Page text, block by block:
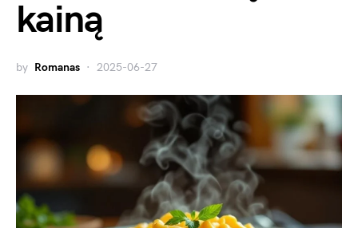
kainą
by Romanas 2025-06-27